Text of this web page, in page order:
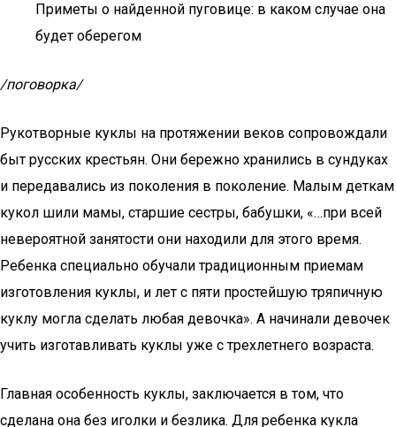
Приметы о найденной пуговице: в каком случае она
будет оберегом
/поговорка/
Рукотворные куклы на протяжении веков сопровождали
быт русских крестьян. Они бережно хранились в сундуках
и передавались из поколения в поколение. Малым деткам
кукол шили мамы, старшие сестры, бабушки, «…при всей
невероятной занятости они находили для этого время.
Ребенка специально обучали традиционным приемам
изготовления куклы, и лет с пяти простейшую тряпичную
куклу могла сделать любая девочка». А начинали девочек
учить изготавливать куклы уже с трехлетнего возраста.
Главная особенность куклы, заключается в том, что
сделана она без иголки и безлика. Для ребенка кукла